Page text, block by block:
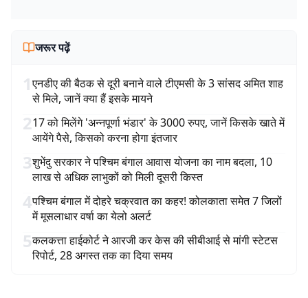
जरूर पढ़ें
1एनडीए की बैठक से दूरी बनाने वाले टीएमसी के 3 सांसद अमित शाह
से मिले, जानें क्या हैं इसके मायने
217 को मिलेंगे 'अन्नपूर्णा भंडार' के 3000 रुपए, जानें किसके खाते में
आयेंगे पैसे, किसको करना होगा इंतजार
3शुभेंदु सरकार ने पश्चिम बंगाल आवास योजना का नाम बदला, 10
लाख से अधिक लाभुकों को मिली दूसरी किस्त
4पश्चिम बंगाल में दोहरे चक्रवात का कहर! कोलकाता समेत 7 जिलों
में मूसलाधार वर्षा का येलो अलर्ट
5कलकत्ता हाईकोर्ट ने आरजी कर केस की सीबीआई से मांगी स्टेटस
रिपोर्ट, 28 अगस्त तक का दिया समय